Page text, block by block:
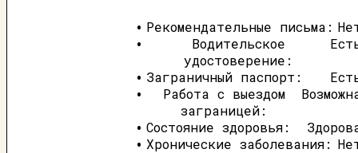
Рекомендательные письма:
Водительское
удостоверение:
Заграничный паспорт:
Работа с выездом
заграницей:
Состояние здоровья:
Хронические заболевания: